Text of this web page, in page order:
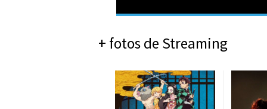
+ fotos de Streaming